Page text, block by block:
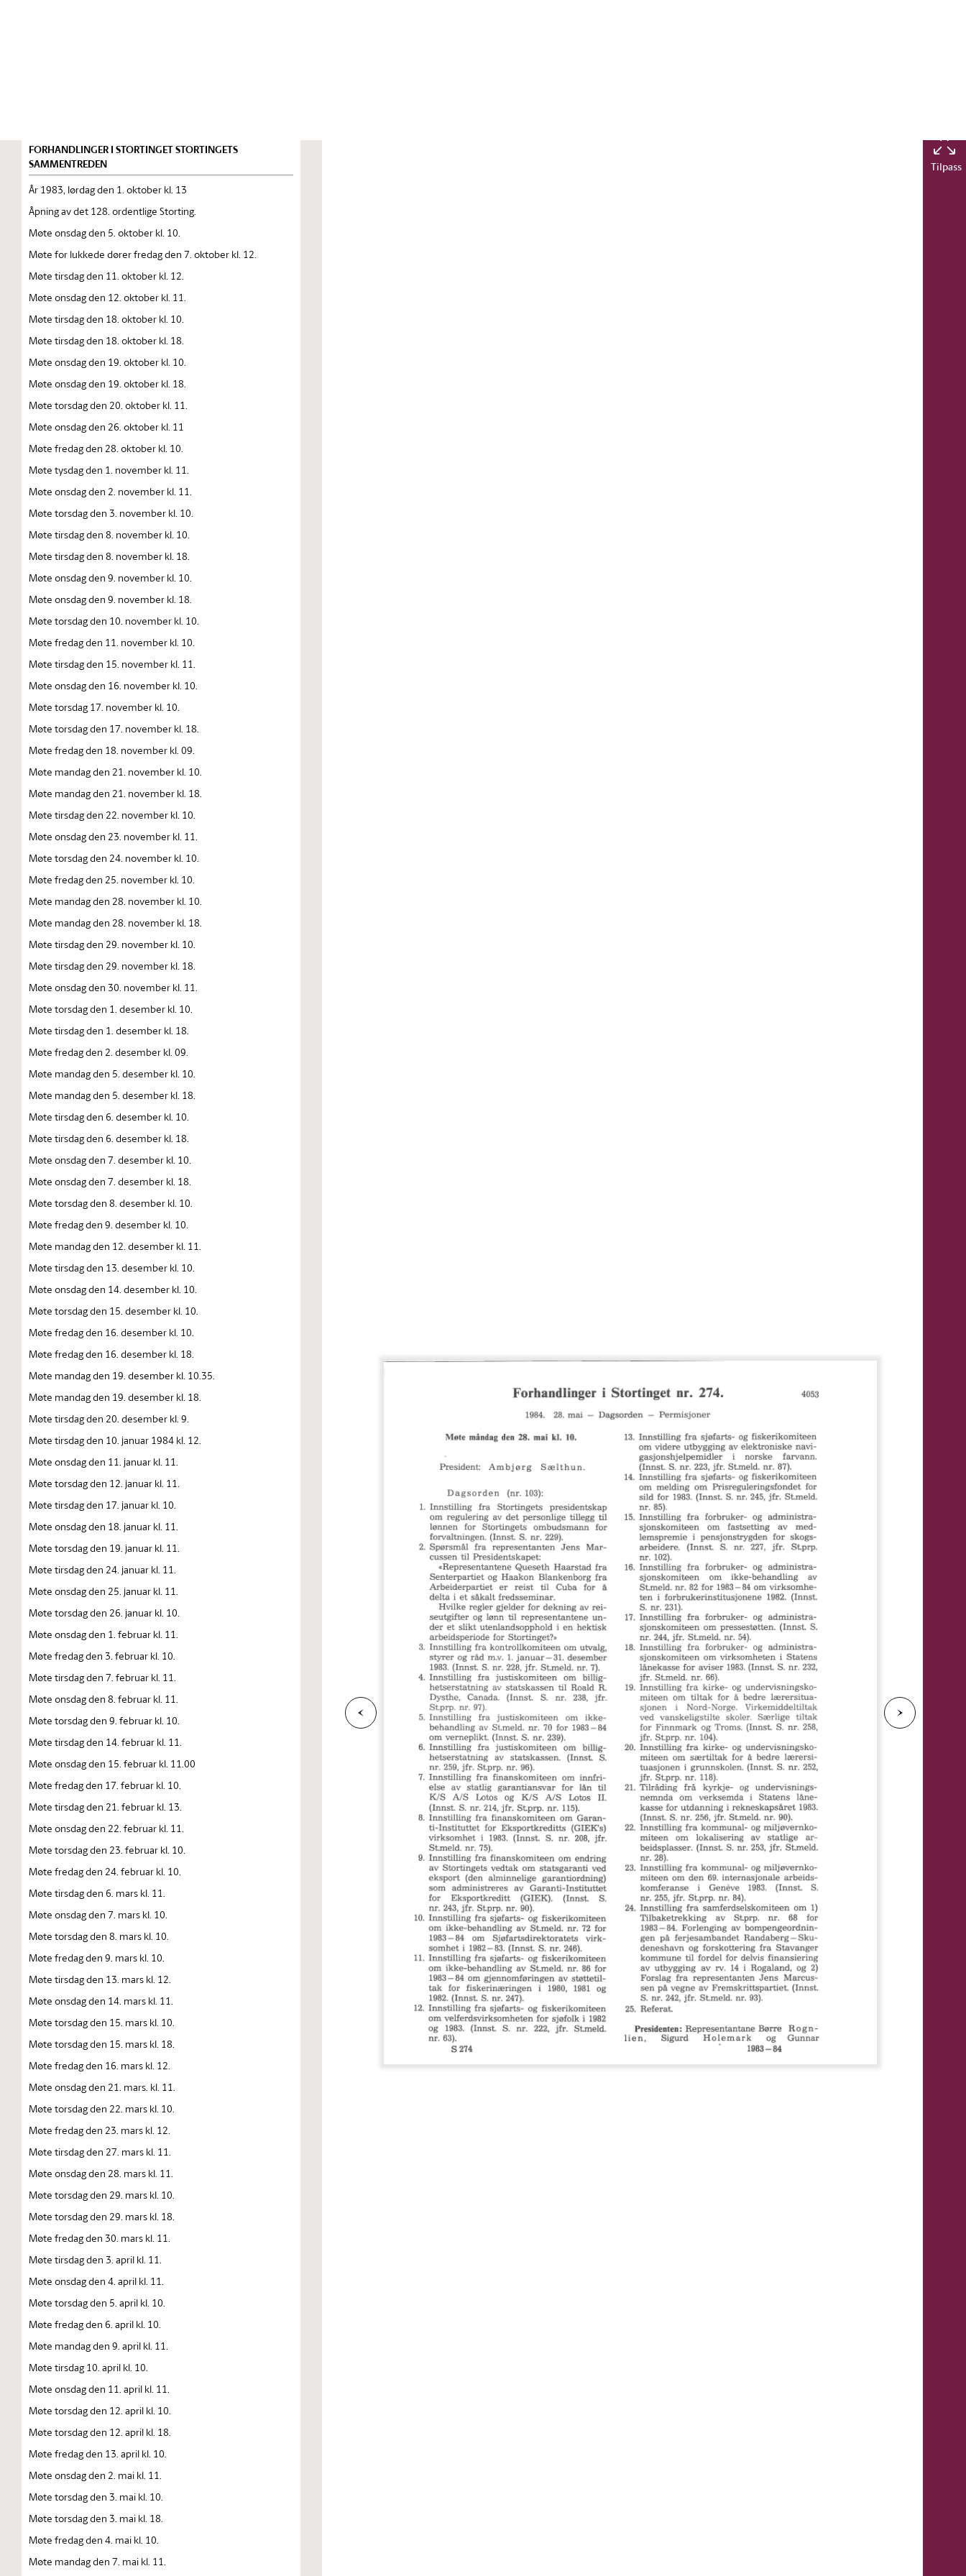
FORHANDLINGER I STORTINGET STORTINGETS
SAMMENTREDEN
År 1983, lørdag den 1. oktober kl. 13
Åpning av det 128. ordentlige Storting.
Møte onsdag den 5. oktober kl. 10.
Møte for lukkede dører fredag den 7. oktober kl. 12.
Møte tirsdag den 11. oktober kl. 12.
Møte onsdag den 12. oktober kl. 11.
Møte tirsdag den 18. oktober kl. 10.
Møte tirsdag den 18. oktober kl. 18.
Møte onsdag den 19. oktober kl. 10.
Møte onsdag den 19. oktober kl. 18.
Møte torsdag den 20. oktober kl. 11.
Møte onsdag den 26. oktober kl. 11
Møte fredag den 28. oktober kl. 10.
Møte tysdag den 1. november kl. 11.
Møte onsdag den 2. november kl. 11.
Møte torsdag den 3. november kl. 10.
Møte tirsdag den 8. november kl. 10.
Møte tirsdag den 8. november kl. 18.
Møte onsdag den 9. november kl. 10.
Møte onsdag den 9. november kl. 18.
Møte torsdag den 10. november kl. 10.
Møte fredag den 11. november kl. 10.
Møte tirsdag den 15. november kl. 11.
Møte onsdag den 16. november kl. 10.
Møte torsdag 17. november kl. 10.
Møte torsdag den 17. november kl. 18.
Møte fredag den 18. november kl. 09.
Møte mandag den 21. november kl. 10.
Møte mandag den 21. november kl. 18.
Møte tirsdag den 22. november kl. 10.
Møte onsdag den 23. november kl. 11.
Møte torsdag den 24. november kl. 10.
Møte fredag den 25. november kl. 10.
Møte mandag den 28. november kl. 10.
Møte mandag den 28. november kl. 18.
Møte tirsdag den 29. november kl. 10.
Møte tirsdag den 29. november kl. 18.
Møte onsdag den 30. november kl. 11.
Møte torsdag den 1. desember kl. 10.
Møte tirsdag den 1. desember kl. 18.
Møte fredag den 2. desember kl. 09.
Møte mandag den 5. desember kl. 10.
Møte mandag den 5. desember kl. 18.
Møte tirsdag den 6. desember kl. 10.
Møte tirsdag den 6. desember kl. 18.
Møte onsdag den 7. desember kl. 10.
Møte onsdag den 7. desember kl. 18.
Møte torsdag den 8. desember kl. 10.
Møte fredag den 9. desember kl. 10.
Møte mandag den 12. desember kl. 11.
Møte tirsdag den 13. desember kl. 10.
Møte onsdag den 14. desember kl. 10.
Møte torsdag den 15. desember kl. 10.
Møte fredag den 16. desember kl. 10.
Møte fredag den 16. desember kl. 18.
Møte mandag den 19. desember kl. 10.35.
Møte mandag den 19. desember kl. 18.
Møte tirsdag den 20. desember kl. 9.
Møte tirsdag den 10. januar 1984 kl. 12.
Møte onsdag den 11. januar kl. 11.
Møte torsdag den 12. januar kl. 11.
Møte tirsdag den 17. januar kl. 10.
Møte onsdag den 18. januar kl. 11.
Møte torsdag den 19. januar kl. 11.
Møte tirsdag den 24. januar kl. 11.
Møte onsdag den 25. januar kl. 11.
Møte torsdag den 26. januar kl. 10.
Møte onsdag den 1. februar kl. 11.
Møte fredag den 3. februar kl. 10.
Møte tirsdag den 7. februar kl. 11.
Møte onsdag den 8. februar kl. 11.
Møte torsdag den 9. februar kl. 10.
Møte tirsdag den 14. februar kl. 11.
Møte onsdag den 15. februar kl. 11.00
Møte fredag den 17. februar kl. 10.
Møte tirsdag den 21. februar kl. 13.
Møte onsdag den 22. februar kl. 11.
Møte torsdag den 23. februar kl. 10.
Møte fredag den 24. februar kl. 10.
Møte tirsdag den 6. mars kl. 11.
Møte onsdag den 7. mars kl. 10.
Møte torsdag den 8. mars kl. 10.
Møte fredag den 9. mars kl. 10.
Møte tirsdag den 13. mars kl. 12.
Møte onsdag den 14. mars kl. 11.
Møte torsdag den 15. mars kl. 10.
Møte torsdag den 15. mars kl. 18.
Møte fredag den 16. mars kl. 12.
Møte onsdag den 21. mars. kl. 11.
Møte torsdag den 22. mars kl. 10.
Møte fredag den 23. mars kl. 12.
Møte tirsdag den 27. mars kl. 11.
Møte onsdag den 28. mars kl. 11.
Møte torsdag den 29. mars kl. 10.
Møte torsdag den 29. mars kl. 18.
Møte fredag den 30. mars kl. 11.
Møte tirsdag den 3. april kl. 11.
Møte onsdag den 4. april kl. 11.
Møte torsdag den 5. april kl. 10.
Møte fredag den 6. april kl. 10.
Møte mandag den 9. april kl. 11.
Møte tirsdag 10. april kl. 10.
Møte onsdag den 11. april kl. 11.
Møte torsdag den 12. april kl. 10.
Møte torsdag den 12. april kl. 18.
Møte fredag den 13. april kl. 10.
Møte onsdag den 2. mai kl. 11.
Møte torsdag den 3. mai kl. 10.
Møte torsdag den 3. mai kl. 18.
Møte fredag den 4. mai kl. 10.
Møte mandag den 7. mai kl. 11.
F
o
rr
i
g
e
s
i
de N
e
s
t
e
s
i
d
e